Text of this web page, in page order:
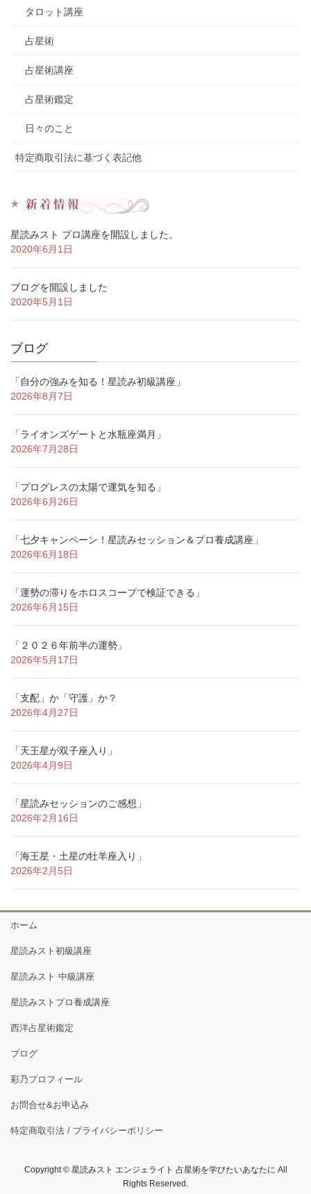
タロット講座
占星術
占星術講座
占星術鑑定
日々のこと
特定商取引法に基づく表記他
星読みスト プロ講座を開設しました。
2020年6月1日
ブログを開設しました
2020年5月1日
ブログ
「自分の強みを知る！星読み初級講座」
2026年8月7日
「ライオンズゲートと水瓶座満月」
2026年7月28日
「プログレスの太陽で運気を知る」
2026年6月26日
「七夕キャンペーン！星読みセッション＆プロ養成講座」
2026年6月18日
「運勢の滞りをホロスコープで検証できる」
2026年6月15日
「２０２６年前半の運勢」
2026年5月17日
「支配」か「守護」か？
2026年4月27日
「天王星が双子座入り」
2026年4月9日
「星読みセッションのご感想」
2026年2月16日
「海王星・土星の牡羊座入り」
2026年2月5日
ホーム
星読みスト初級講座
星読みスト 中級講座
星読みストプロ養成講座
西洋占星術鑑定
ブログ
彩乃プロフィール
お問合せ&お申込み
特定商取引法 / プライバシーポリシー
Copyright © 星読みスト エンジェライト 占星術を学びたいあなたに All
Rights Reserved.